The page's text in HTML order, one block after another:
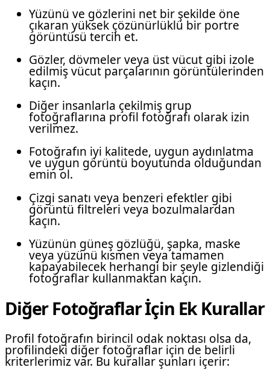
Yüzünü ve gözlerini net bir şekilde öne
çıkaran yüksek çözünürlüklü bir portre
görüntüsü tercih et.
Gözler, dövmeler veya üst vücut gibi izole
edilmiş vücut parçalarının görüntülerinden
kaçın.
Diğer insanlarla çekilmiş grup
fotoğraflarına profil fotoğrafı olarak izin
verilmez.
Fotoğrafın iyi kalitede, uygun aydınlatma
ve uygun görüntü boyutunda olduğundan
emin ol.
Çizgi sanatı veya benzeri efektler gibi
görüntü filtreleri veya bozulmalardan
kaçın.
Yüzünün güneş gözlüğü, şapka, maske
veya yüzünü kısmen veya tamamen
kapayabilecek herhangi bir şeyle gizlendiği
fotoğraflar kullanmaktan kaçın.
Diğer Fotoğraflar İçin Ek Kurallar
Profil fotoğrafın birincil odak noktası olsa da,
profilindeki diğer fotoğraflar için de belirli
kriterlerimiz var. Bu kurallar şunları içerir: